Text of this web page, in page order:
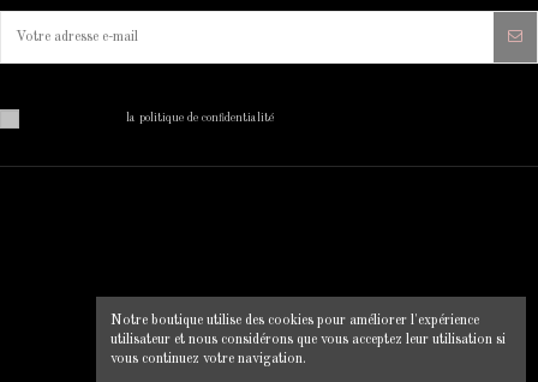
la politique de confidentialité
Mentions légales
Clip Chic
12 rue du pont, 22130 Plancoet
Notre boutique utilise des cookies pour améliorer l'expérience
utilisateur et nous considérons que vous acceptez leur utilisation si
vous continuez votre navigation.